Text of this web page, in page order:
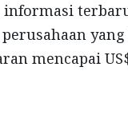
informasi
mencapai